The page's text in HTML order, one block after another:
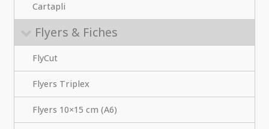
Cartapli
Flyers & Fiches
FlyCut
Flyers Triplex
Flyers 10×15 cm (A6)